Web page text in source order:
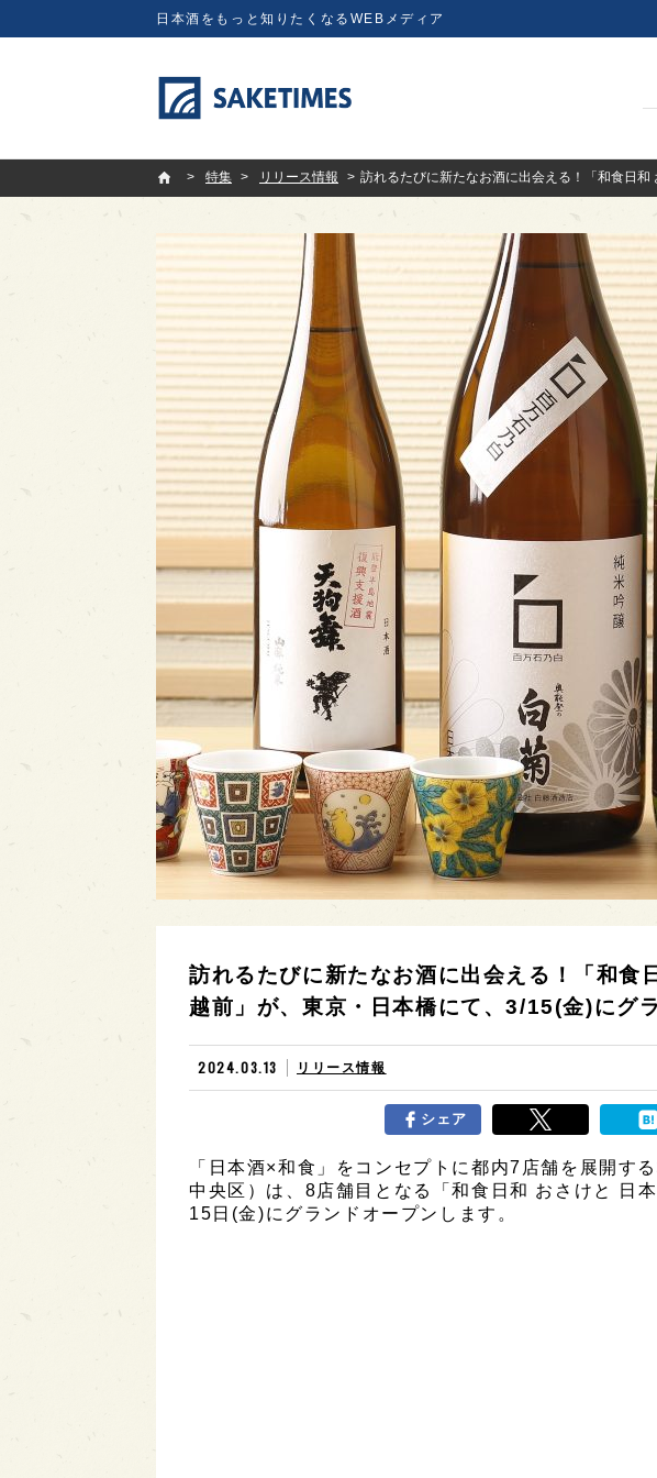
日本酒をもっと知りたくなるWEBメディア
SAKETIMES
特集
リリース情報 訪れるたびに新たなお酒に出会える！「和食日
訪れるたびに新たなお酒に出会える！「和食
越前」が、東京・日本橋にて、3/15(金)にグ
2024.03.13 リリース情報
シェア
「日本酒×和食」をコンセプトに都内7店舗を展開す
中央区）は、8店舗目となる「和食日和 おさけと 日
15日(金)にグランドオープンします。